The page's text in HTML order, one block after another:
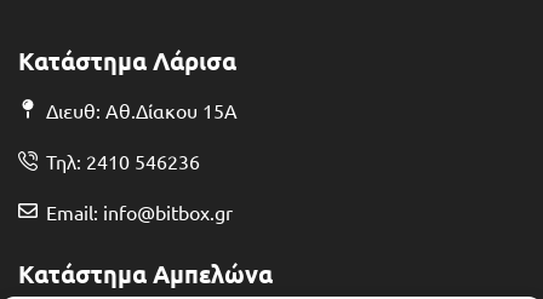
Κατάστημα Λάρισα
Διευθ: Αθ.Δίακου 15Α
Τηλ: 2410 546236
Email: info@bitbox.gr
Κατάστημα Αμπελώνα